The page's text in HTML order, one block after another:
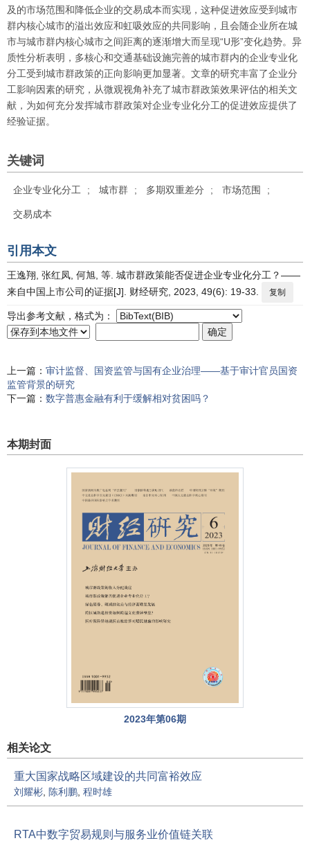
及的市场范围和降低企业的交易成本而实现，这种促进效应受到城市
群内核心城市的溢出效应和虹吸效应的共同影响，且会随企业所在城
市与城市群内核心城市之间距离的逐渐增大而呈现“U形”变化趋势。异
质性分析表明，多核心和交通基础设施完善的城市群内的企业专业化
分工受到城市群政策的正向影响更加显著。文章的研究丰富了企业分
工影响因素的研究，从微观视角补充了城市群政策效果评估的相关文
献，为如何充分发挥城市群政策对企业专业化分工的促进效应提供了
经验证据。
关键词
企业专业化分工 ; 城市群 ; 多期双重差分 ; 市场范围 ;
交易成本
引用本文
王逸翔, 张红凤, 何旭, 等. 城市群政策能否促进企业专业化分工？——
来自中国上市公司的证据[J]. 财经研究, 2023, 49(6): 19-33.
复制
导出参考文献，格式为：
上一篇： 审计监督 国资监管与国有企业治理——基于审计官员国资
监管背景的研究
下一篇： 数字普惠金融有利于缓解相对贫困吗 ？
本期封面
2023年第06期
相关论文
重大国家战略区域建设的共同富裕效应
刘耀彬 陈利鹏 程时雄
RTA中数字贸易规则与服务业价值链关联